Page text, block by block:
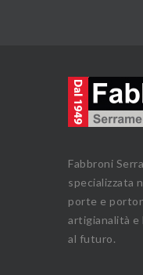
Fabbroni
specializzata
porte e
artigianalità e
al futuro.